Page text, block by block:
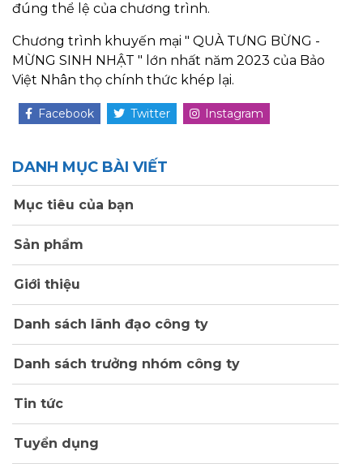
đúng thể lệ của chương trình.
Chương trình khuyến mại " QUÀ TƯNG BỪNG -
MỪNG SINH NHẬT " lớn nhất năm 2023 của Bảo
Việt Nhân thọ chính thức khép lại.
Facebook Twitter Instagram
DANH MỤC BÀI VIẾT
Mục tiêu của bạn
Sản phẩm
Giới thiệu
Danh sách lãnh đạo công ty
Danh sách trưởng nhóm công ty
Tin tức
Tuyển dụng